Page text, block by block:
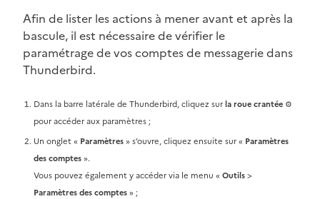
Afin de lister les actions à mener avant et après la
bascule, il est nécessaire de vérifier le
paramétrage de vos comptes de messagerie dans
Thunderbird.
Dans la barre latérale de Thunderbird, cliquez surla roue crantée ⚙️
pour accéder aux paramètres ;
Un onglet « Paramètres» s’ouvre, cliquez ensuite sur « Paramètres
des comptes».
Vous pouvez également y accéder via le menu « Outils>
Paramètres des comptes» ;